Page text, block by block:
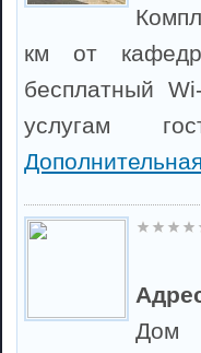
км от
бесплатный
услугам
Дом